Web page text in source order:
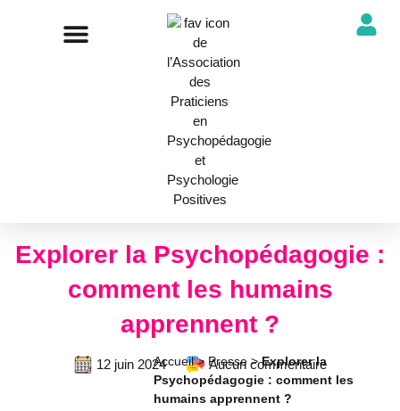
Explorer la Psychopédagogie :
comment les humains
apprennent ?
12 juin 2024 Aucun commentaire
Accueil> Presse>Explorer la
Psychopédagogie : comment les
humains apprennent ?